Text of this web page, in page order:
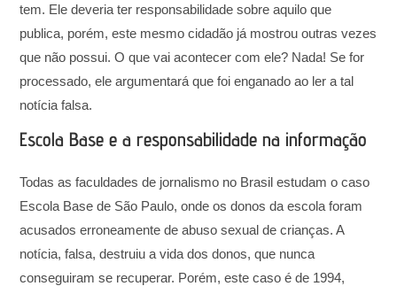
tem. Ele deveria ter responsabilidade sobre aquilo que
publica, porém, este mesmo cidadão já mostrou outras vezes
que não possui. O que vai acontecer com ele? Nada! Se for
processado, ele argumentará que foi enganado ao ler a tal
notícia falsa.
Escola Base e a responsabilidade na informação
Todas as faculdades de jornalismo no Brasil estudam o caso
Escola Base de São Paulo, onde os donos da escola foram
acusados erroneamente de abuso sexual de crianças. A
notícia, falsa, destruiu a vida dos donos, que nunca
conseguiram se recuperar. Porém, este caso é de 1994,